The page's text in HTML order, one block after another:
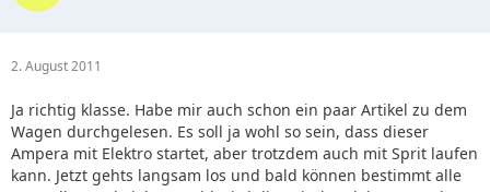
2. August 2011
Ja richtig klasse. Habe mir auch schon ein paar Artikel zu dem
Wagen durchgelesen. Es soll ja wohl so sein, dass dieser
Ampera mit Elektro startet, aber trotzdem auch mit Sprit laufen
kann. Jetzt gehts langsam los und bald können bestimmt alle